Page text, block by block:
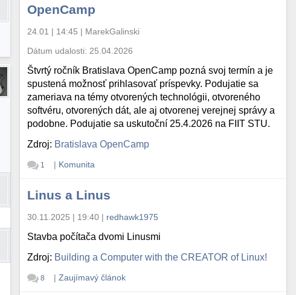
OpenCamp
24.01 | 14:45 | MarekGalinski
Dátum udalosti: 25.04.2026
Štvrtý ročník Bratislava OpenCamp pozná svoj termín a je
spustená možnosť prihlasovať príspevky. Podujatie sa
zameriava na témy otvorených technológii, otvoreného
softvéru, otvorených dát, ale aj otvorenej verejnej správy a
podobne. Podujatie sa uskutoční 25.4.2026 na FIIT STU.
Zdroj: Bratislava OpenCamp
1 | Komunita
Linus a Linus
30.11.2025 | 19:40 | redhawk1975
Stavba počítača dvomi Linusmi
Zdroj: Building a Computer with the CREATOR of Linux!
8 | Zaujímavý článok